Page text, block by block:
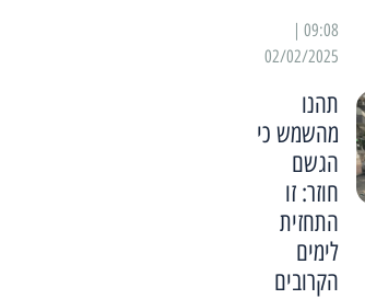
02/02/2025
תהנו
מהשמש כי
הגשם
חוזר: זו
התחזית
לימים
הקרובים